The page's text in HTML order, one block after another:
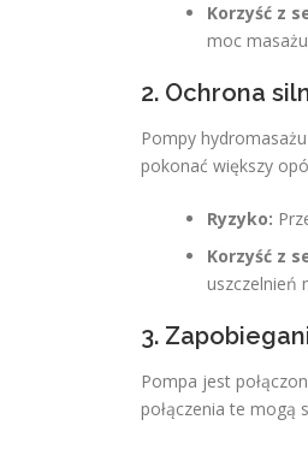
Korzyść z
moc
2. Ochrona
Pompy
pokonać większy
Ryzyko:
Korzyść z
uszczelnień
3.
Pompa jest
połączenia te mogą